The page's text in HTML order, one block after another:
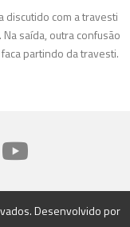
discutido com a travesti
saída, outra confusão
partindo da travesti.
Desenvolvido por